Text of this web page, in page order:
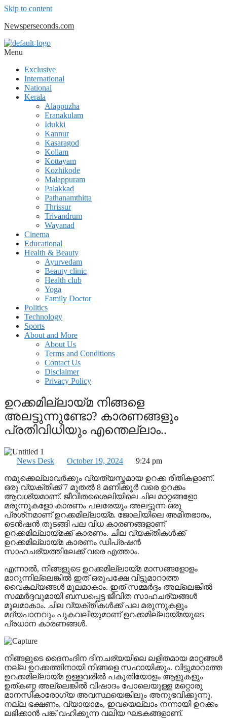
Skip to content
Newsperseconds.com
Menu
Exclusive
International
National
Kerala
Alappuzha
Eranakulam
Idukki
Kannur
Kasaragod
Kollam
Kottayam
Kozhikode
Malappuram
Palakkad
Pathanamthitta
Thrissur
Trivandrum
Wayanad
Cinema
Educational
Health & Beauty
Ayurvedam
Beauty clinic
Health club
Yoga
Family Doctor
Politics
Technology
Sports
About and More
About Us
Terms and Conditions
Contact Us
Disclaimer
Privacy Policy
ഉറക്കമില്ലായ്മ നിങ്ങളെ
അലട്ടുന്നുണ്ടോ? കാരണങ്ങളും
പ്രതിവിധിയും എന്തെല്ലാം..
News Desk October 19, 2024
9:24 pm
നമുക്കെല്ലാവര്‍ക്കും വ്യത്യസ്തമായ ഉറക്ക രീതികളാണ്.
ഒരു വ്യക്തിക്ക് 7 മുതല്‍ 8 മണിക്കൂര്‍ വരെ ഉറക്കം
ആവശ്യമാണ്. ജീവിതശൈലിയിലെ ചില മാറ്റങ്ങളോ
മരുന്നുകളോ കാരണം പലരേയും അലട്ടുന്ന ഒരു
പ്രശ്‌നമാണ് ഉറക്കമില്ലായ്മ. ജോലിയിലെ അമിതഭാരം,
ടെന്‍ഷന്‍ തുടങ്ങി പല വിധ കാരണങ്ങളാണ്
ഉറക്കമില്ലായ്മക്ക് കാരണം. ചില വ്യക്തികള്‍ക്ക്
ഉറക്കമില്ലായ്മ കാരണം ഡിപ്രഷന്‍
സാഹചര്യത്തിലേക്ക് വരെ എത്താം.
എന്നാല്‍, നിങ്ങളുടെ ഉറക്കമില്ലായ്മ മാസങ്ങളോളം
മാറുന്നില്ലെങ്കില്‍ ഇത് ഒരുപക്ഷേ വിട്ടുമാറാത്ത
വൈകല്യങ്ങള്‍ മൂലമാകാം. ഇത് സമ്മര്‍ദ്ദം അല്ലെങ്കില്‍
സമ്മര്‍ദ്ദവുമായി ബന്ധപ്പെട്ട ജീവിത സാഹചര്യങ്ങള്‍
മൂലമാകാം. ചില വ്യക്തികള്‍ക്ക് പല മരുന്നുകളും
മദ്യപാനവും പുകവലിയുമാണ് ഉറക്കമില്ലായ്മയുടെ
പ്രധാന കാരണങ്ങള്‍.
നിങ്ങളുടെ ദൈനംദിന ദിനചര്യയിലെ ലളിതമായ മാറ്റങ്ങള്‍
നല്ല ഉറക്കത്തിനായി നിങ്ങളെ സഹായിക്കും. വിട്ടുമാറാത്ത
ഉറക്കമില്ലായ്മ ഉള്ളവരില്‍ പകുതിയോളം ആളുകളും
ഉത്കണ്ഠ അല്ലെങ്കില്‍ വിഷാദം പോലെയുള്ള മറ്റൊരു
മാനസികാരോഗ്യ അവസ്ഥയെങ്കിലും അനുഭവിക്കുന്നു.
നല്ല ഭക്ഷണം, വ്യായാമം, ഇവയെല്ലാം നന്നായി ഉറക്കം
ലഭിക്കാന്‍ പങ്ക് വഹിക്കുന്ന വലിയ ഘടകങ്ങളാണ്.